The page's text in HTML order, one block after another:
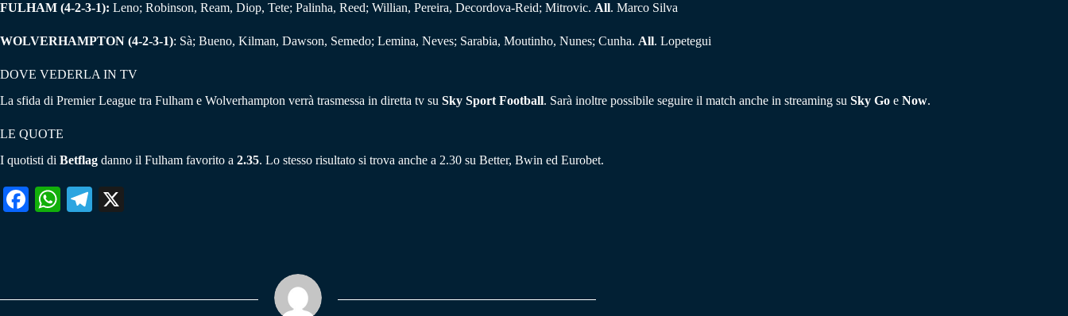
FULHAM (4-2-3-1): Leno; Robinson, Ream, Diop, Tete; Palinha, Reed; Willian, Pereira, Decordova-Reid; Mitrovic. All. Marco Silva
WOLVERHAMPTON (4-2-3-1): Sà; Bueno, Kilman, Dawson, Semedo; Lemina, Neves; Sarabia, Moutinho, Nunes; Cunha. All. Lopetegui
DOVE VEDERLA IN TV
La sfida di Premier League tra Fulham e Wolverhampton verrà trasmessa in diretta tv su Sky Sport Football. Sarà inoltre possibile seguire il match anche in streaming su Sky Go e Now.
LE QUOTE
I quotisti di Betflag danno il Fulham favorito a 2.35. Lo stesso risultato si trova anche a 2.30 su Better, Bwin ed Eurobet.
Fa W
pp
Te
m